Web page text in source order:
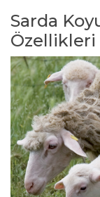
Sarda
Özellikleri